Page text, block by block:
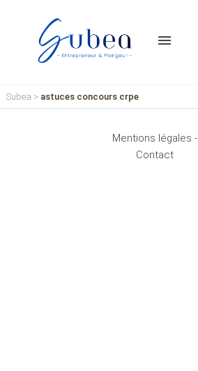
menu
Subea > astuces concours crpe
Mentions légales -
Contact